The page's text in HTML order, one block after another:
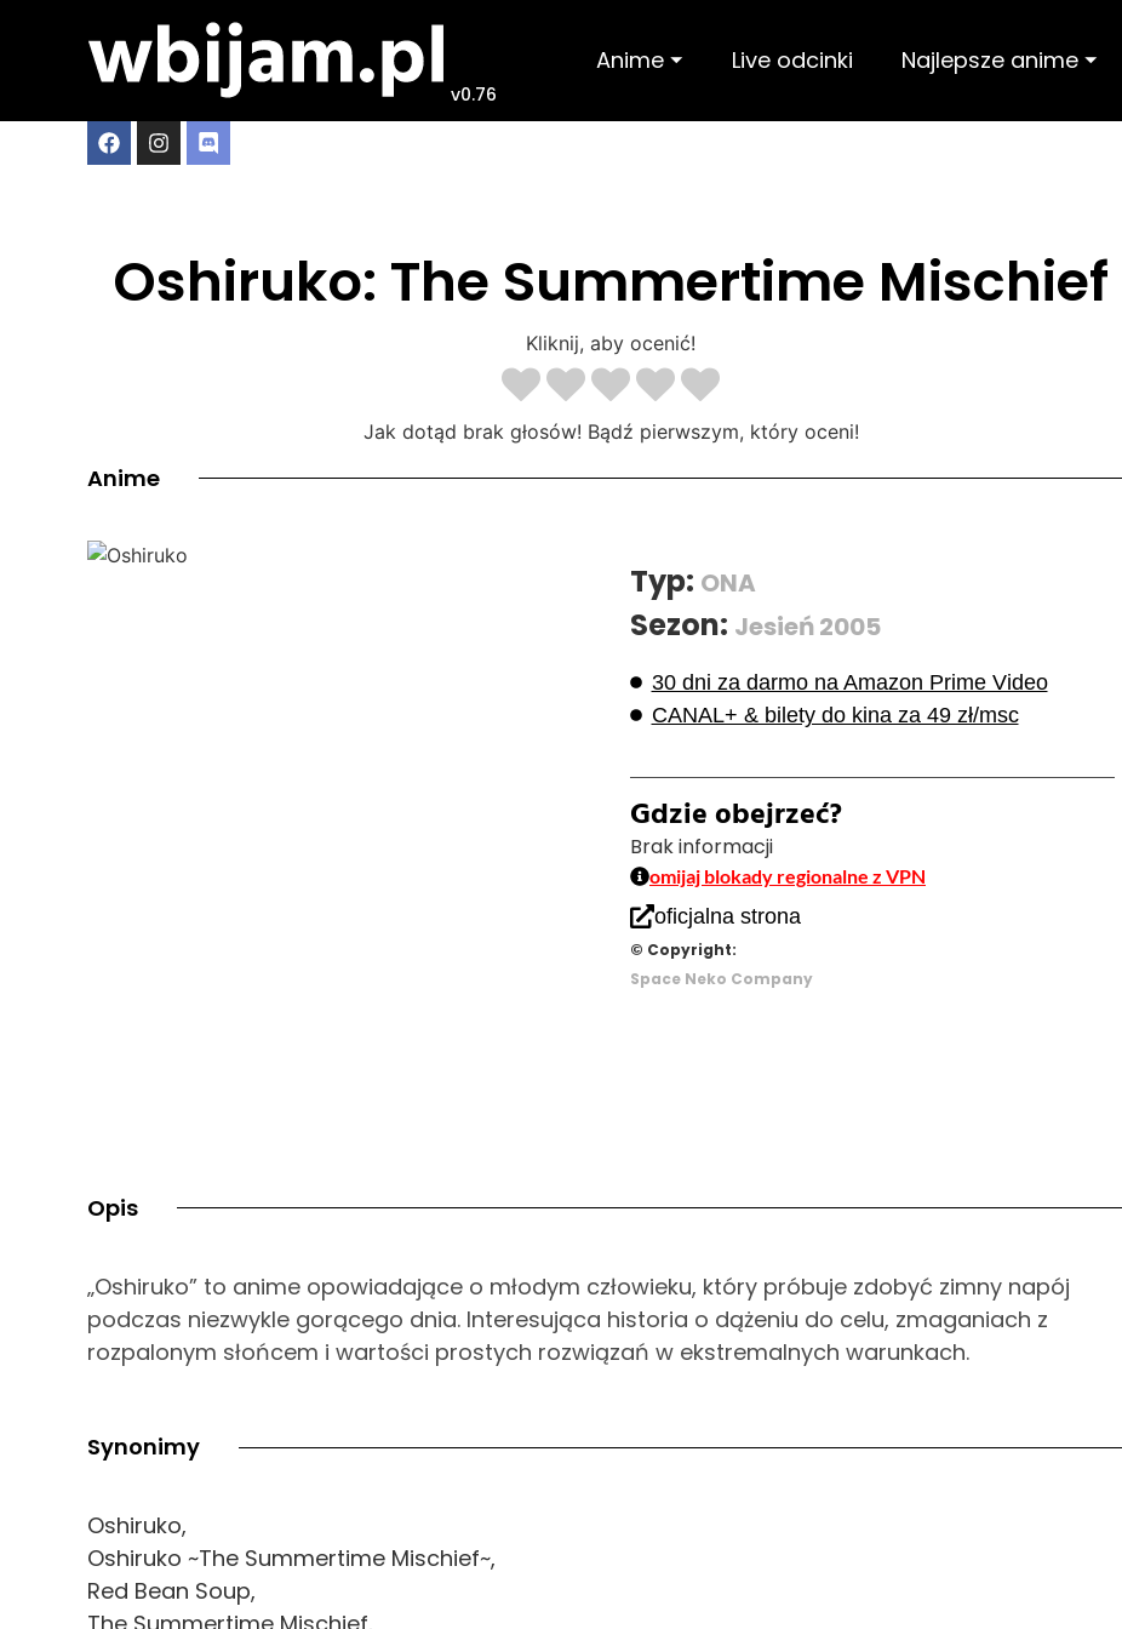
v0.76
Anime ⏷ Live odcinki Najlepsze anime ⏷
Oshiruko: The Summertime Mischief
Kliknij, aby ocenić!
Jak dotąd brak głosów! Bądź pierwszym, który oceni!
Anime
Typ: ONA
Sezon: Jesień 2005
30 dni za darmo na Amazon Prime Video
CANAL+ & bilety do kina za 49 zł/msc
Gdzie obejrzeć?
Brak informacji
omijaj blokady regionalne z VPN
oficjalna strona
© Copyright:
Space Neko Company
Opis
„Oshiruko” to anime opowiadające o młodym człowieku, który próbuje zdobyć zimny napój
podczas niezwykle gorącego dnia. Interesująca historia o dążeniu do celu, zmaganiach z
rozpalonym słońcem i wartości prostych rozwiązań w ekstremalnych warunkach.
Synonimy
Oshiruko,
Oshiruko ~The Summertime Mischief~,
Red Bean Soup,